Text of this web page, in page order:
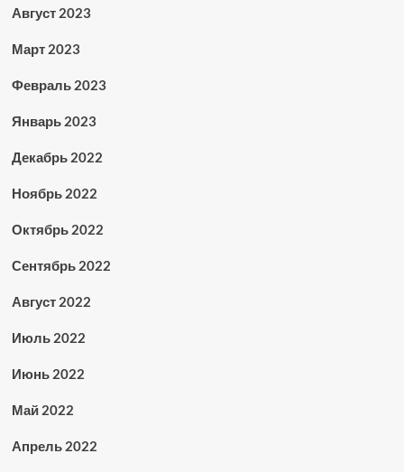
Август 2023
Март 2023
Февраль 2023
Январь 2023
Декабрь 2022
Ноябрь 2022
Октябрь 2022
Сентябрь 2022
Август 2022
Июль 2022
Июнь 2022
Май 2022
Апрель 2022